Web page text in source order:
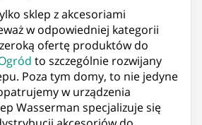
sklep z akcesoriami
w odpowiedniej kategorii
ofertę produktów do
to szczególnie rozwijany
Poza tym domy, to nie jedyne
w urządzenia
Wasserman specjalizuje się